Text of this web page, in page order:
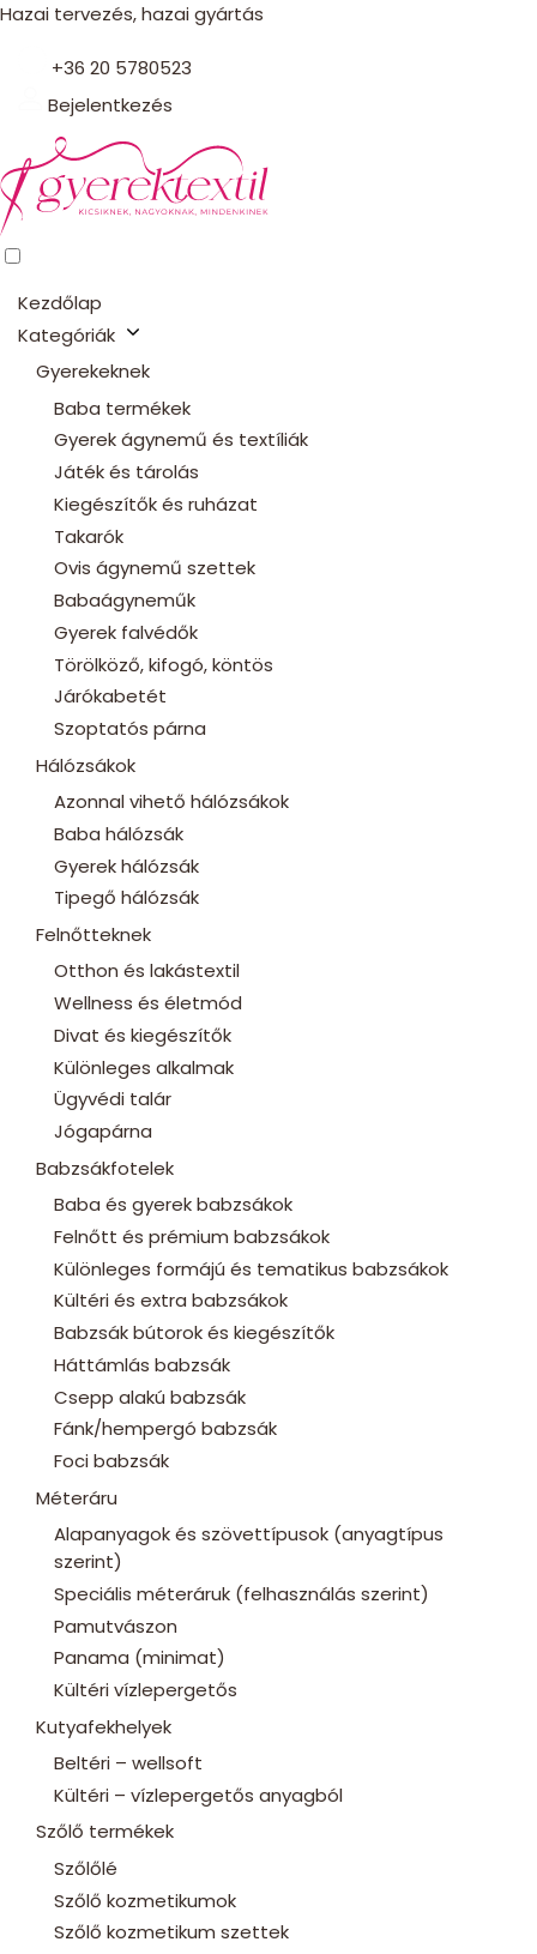
Hazai tervezés, hazai gyártás
+36 20 5780523
Bejelentkezés
Kezdőlap
Kategóriák
Gyerekeknek
Baba termékek
Gyerek ágynemű és textíliák
Játék és tárolás
Kiegészítők és ruházat
Takarók
Ovis ágynemű szettek
Babaágyneműk
Gyerek falvédők
Törölköző, kifogó, köntös
Járókabetét
Szoptatós párna
Hálózsákok
Azonnal vihető hálózsákok
Baba hálózsák
Gyerek hálózsák
Tipegő hálózsák
Felnőtteknek
Otthon és lakástextil
Wellness és életmód
Divat és kiegészítők
Különleges alkalmak
Ügyvédi talár
Jógapárna
Babzsákfotelek
Baba és gyerek babzsákok
Felnőtt és prémium babzsákok
Különleges formájú és tematikus babzsákok
Kültéri és extra babzsákok
Babzsák bútorok és kiegészítők
Háttámlás babzsák
Csepp alakú babzsák
Fánk/hempergó babzsák
Foci babzsák
Méteráru
Alapanyagok és szövettípusok (anyagtípus
szerint)
Speciális méteráruk (felhasználás szerint)
Pamutvászon
Panama (minimat)
Kültéri vízlepergetős
Kutyafekhelyek
Beltéri – wellsoft
Kültéri – vízlepergetős anyagból
Szőlő termékek
Szőlőlé
Szőlő kozmetikumok
Szőlő kozmetikum szettek